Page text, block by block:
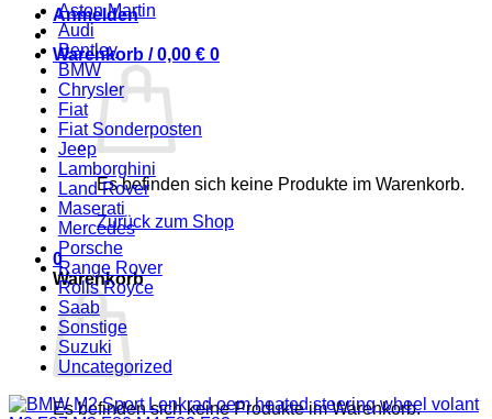
Anmelden
Warenkorb /0,00 € 0
Es befinden sich keine Produkte im Warenkorb.
Zurück zum Shop
0
Warenkorb
Es befinden sich keine Produkte im Warenkorb.
Aston Martin
Audi
Bentley
BMW
Chrysler
Fiat
Fiat Sonderposten
Jeep
Lamborghini
Land Rover
Maserati
Mercedes
Porsche
Range Rover
Rolls Royce
Saab
Sonstige
Suzuki
Uncategorized